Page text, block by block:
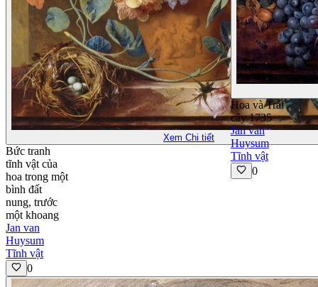
Xem Chi tiết
Bức tranh
tĩnh vật của
hoa trong một
bình đất
nung, trước
một khoang
Jan van
Huysum
Tĩnh vật
0
Hoa và Trái
cây 1735
Jan van
Huysum
Tĩnh vật
0